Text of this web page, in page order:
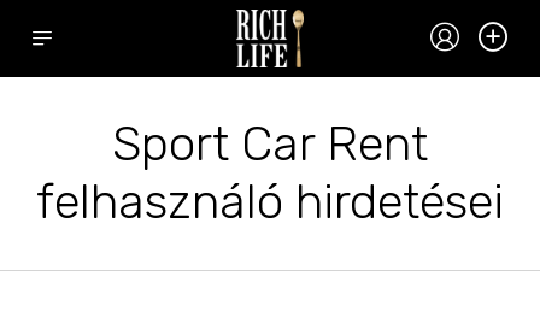
Sport Car Rent
felhasználó hirdetései